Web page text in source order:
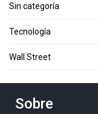
Sin categoría
Tecnología
Wall Street
Sobre